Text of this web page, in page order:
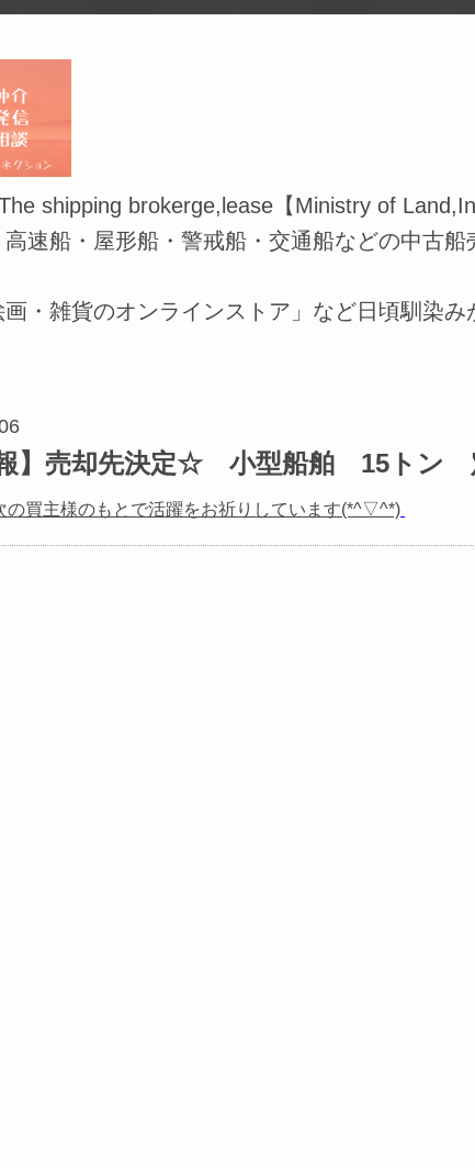
shipping brokerge,lease【Ministry of
速船・屋形船・警戒船・交通船などの中古
・雑貨のオンラインストア」など日頃馴染
報】売却先決定☆ 小型船舶 15トン
の買主様のもとで活躍をお祈りしています(*^▽^*)